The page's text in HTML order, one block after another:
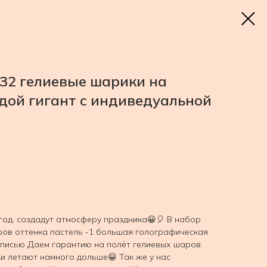
гелиевые шарики на
гигант с индиведуальной
создадут атмосферу праздника😀🎈 В набор
оттенка пастель -1 большая голографическая
Даем гарантию на полёт гелиевых шаров
летают намного дольше😀 Так же у нас